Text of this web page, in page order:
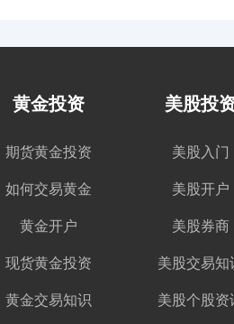
黄金投资
期货黄金投资
如何交易黄金
黄金开户
现货黄金投资
黄金交易知识
美股投
美股入门
美股开户
美股券商
美股交易知
美股个股资